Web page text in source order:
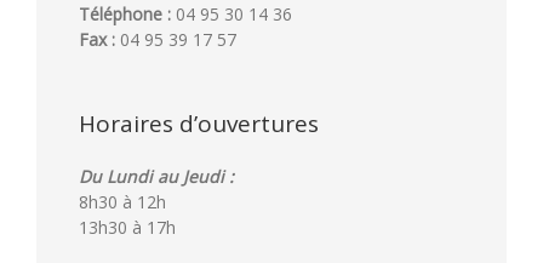
Téléphone : 04 95 30 14 36
Fax : 04 95 39 17 57
Horaires d’ouvertures
Du Lundi au Jeudi :
8h30 à 12h
13h30 à 17h